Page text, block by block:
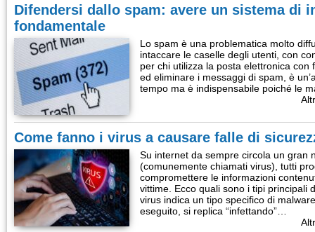
Difendersi dallo spam: avere un sistema di
fondamentale
Lo spam è una problematica molto
intaccare le caselle degli utenti, con
per chi utilizza la posta elettronica con
ed eliminare i messaggi di spam, è
tempo ma è indispensabile poiché le
Come fanno i virus a causare falle di
Su internet da sempre circola un gran
(comunemente chiamati virus), tutti
compromettere le informazioni
vittime. Ecco quali sono i tipi principali
virus indica un tipo specifico di
eseguito, si replica “infettando”…